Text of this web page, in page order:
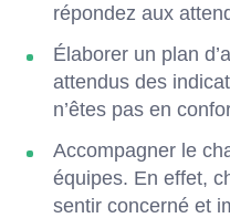
répondez aux
Élaborer un plan
attendus des
n’êtes pas en
Accompagner le
équipes. En effet,
sentir concerné et